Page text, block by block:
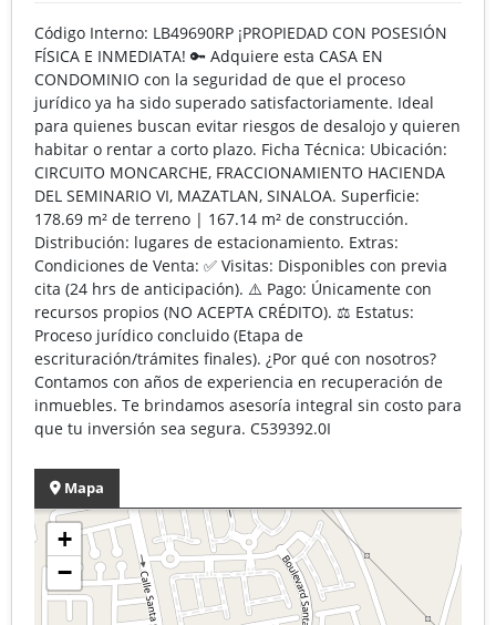
Código Interno: LB49690RP ¡PROPIEDAD CON POSESIÓN
FÍSICA E INMEDIATA! 🔑 Adquiere esta CASA EN
CONDOMINIO con la seguridad de que el proceso
jurídico ya ha sido superado satisfactoriamente. Ideal
para quienes buscan evitar riesgos de desalojo y quieren
habitar o rentar a corto plazo. Ficha Técnica: Ubicación:
CIRCUITO MONCARCHE, FRACCIONAMIENTO HACIENDA
DEL SEMINARIO VI, MAZATLAN, SINALOA. Superficie:
178.69 m² de terreno | 167.14 m² de construcción.
Distribución: lugares de estacionamiento. Extras:
Condiciones de Venta: ✅ Visitas: Disponibles con previa
cita (24 hrs de anticipación). ⚠️ Pago: Únicamente con
recursos propios (NO ACEPTA CRÉDITO). ⚖️ Estatus:
Proceso jurídico concluido (Etapa de
escrituración/trámites finales). ¿Por qué con nosotros?
Contamos con años de experiencia en recuperación de
inmuebles. Te brindamos asesoría integral sin costo para
que tu inversión sea segura. C539392.0I
Mapa
+
−